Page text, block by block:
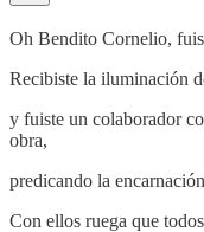
Oh Bendito Cornelio,
Recibiste la iluminación
y fuiste un colaborador
obra,
predicando la
Con ellos ruega que